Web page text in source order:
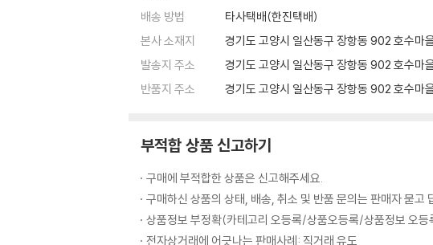
배송 방법
타사택배(한진택배)
본사 소재지
경기도 고양시 일산동구 장항동 902 호수마
발송지 주소
경기도 고양시 일산동구 장항동 902 호수마
반품지 주소
경기도 고양시 일산동구 장항동 902 호수마
부적합 상품 신고하기
구매에 부적합한 상품은 신고해주세요.
구매하신 상품의 상태, 배송, 취소 및 반품 문의는 판매자 묻고
상품정보 부정확(카테고리 오등록/상품오등록/상품정보 오
전자상거래에 어긋나는 판매사례: 직거래 유도